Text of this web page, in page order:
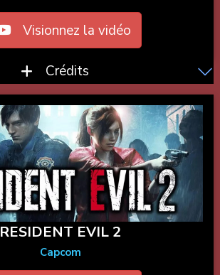
Visionnez la vidéo
Crédits
RESIDENT EVIL 2
Capcom